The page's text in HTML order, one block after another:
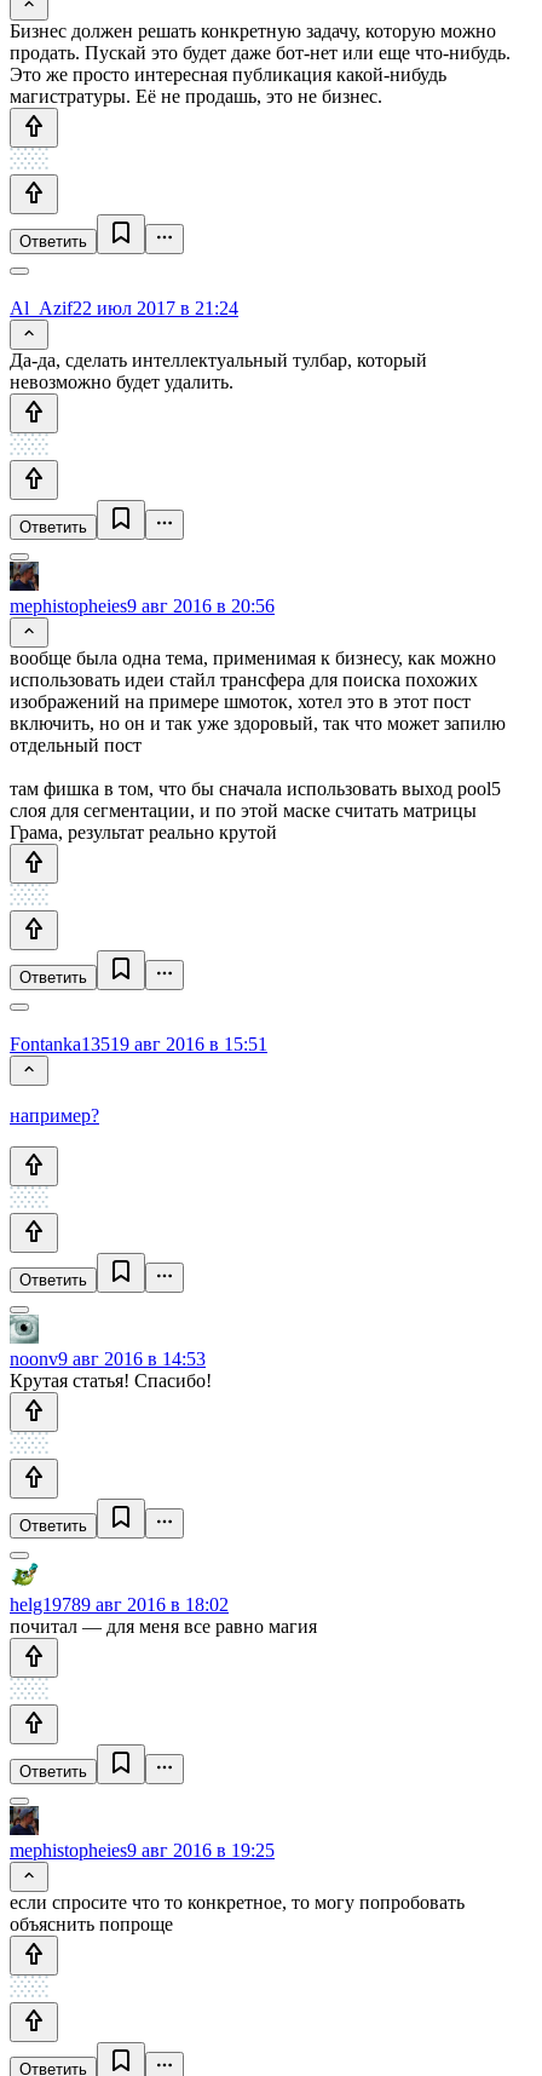
Бизнес должен решать конкретную задачу, которую можно
продать. Пускай это будет даже бот-нет или еще что-нибудь.
Это же просто интересная публикация какой-нибудь
магистратуры. Её не продашь, это не бизнес.
Ответить
Al_Azif22 июл 2017 в 21:24
Да-да, сделать интеллектуальный тулбар, который
невозможно будет удалить.
Ответить
mephistopheies9 авг 2016 в 20:56
вообще была одна тема, применимая к бизнесу, как можно
использовать идеи стайл трансфера для поиска похожих
изображений на примере шмоток, хотел это в этот пост
включить, но он и так уже здоровый, так что может запилю
отдельный пост
там фишка в том, что бы сначала использовать выход pool5
слоя для сегментации, и по этой маске считать матрицы
Грама, результат реально крутой
Ответить
Fontanka13519 авг 2016 в 15:51
например?
Ответить
noonv9 авг 2016 в 14:53
Крутая статья! Спасибо!
Ответить
helg19789 авг 2016 в 18:02
почитал — для меня все равно магия
Ответить
mephistopheies9 авг 2016 в 19:25
если спросите что то конкретное, то могу попробовать
объяснить попроще
Ответить